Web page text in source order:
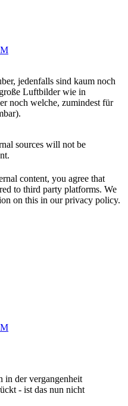
jedenfalls sind kaum noch
Luftbilder wie in
noch welche, zumindest für
sources will not be
content, you agree that
to third party platforms. We
on this in our privacy policy.
in der vergangenheit
- ist das nun nicht